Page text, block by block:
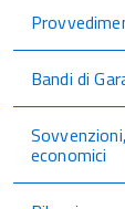
Bandi di
economici